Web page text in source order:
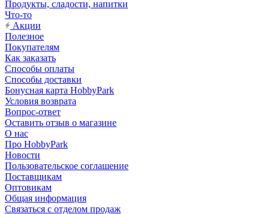
Продукты, сладости, напитки
Что-то
Акции
Полезное
Покупателям
Как заказать
Способы оплаты
Способы доставки
Бонусная карта HobbyPark
Условия возврата
Вопрос-ответ
Оставить отзыв о магазине
О нас
Про HobbyPark
Новости
Пользовательское соглашение
Поставщикам
Оптовикам
Общая информация
Связаться с отделом продаж